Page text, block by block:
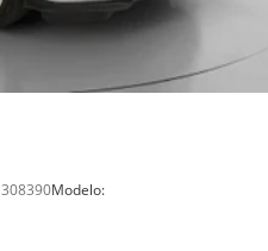
308390Modelo: